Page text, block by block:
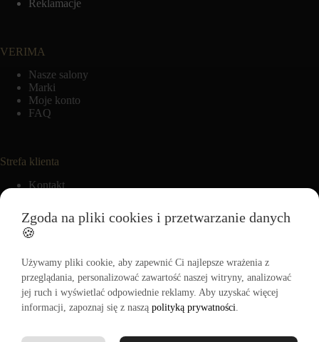
Reklamacje
VERIMA
Nasze salony
Marki
Moje konto
FAQ
Strefa klienta
Kontakt
Moje zamówienia
Ulubione
Informacje
Regulamin
Polityka zwrotów
Polityka prywatności
Zgoda na pliki cookies i przetwarzanie danych
🍪
Używamy pliki cookie, aby zapewnić Ci najlepsze wrażenia z
przeglądania, personalizować zawartość naszej witryny, analizować
jej ruch i wyświetlać odpowiednie reklamy. Aby uzyskać więcej
informacji, zapoznaj się z naszą polityką prywatności.